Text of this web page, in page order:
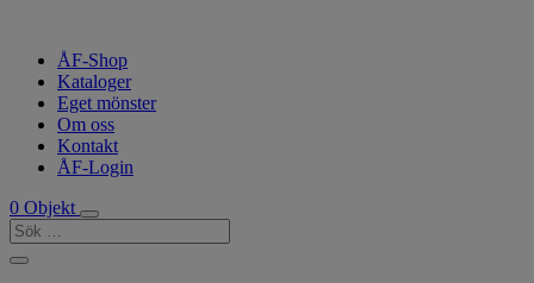
ÅF-Shop
Kataloger
Eget mönster
Om oss
Kontakt
ÅF-Login
0 Objekt